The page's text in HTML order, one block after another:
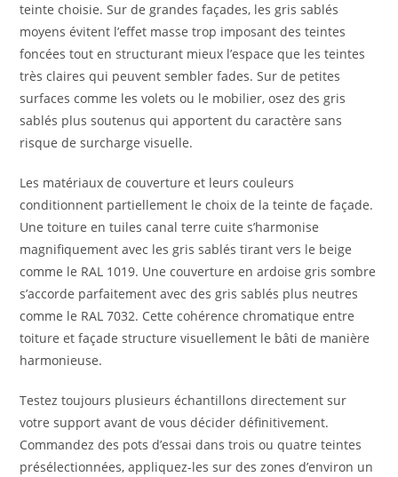
teinte choisie. Sur de grandes façades, les gris sablés
moyens évitent l’effet masse trop imposant des teintes
foncées tout en structurant mieux l’espace que les teintes
très claires qui peuvent sembler fades. Sur de petites
surfaces comme les volets ou le mobilier, osez des gris
sablés plus soutenus qui apportent du caractère sans
risque de surcharge visuelle.
Les matériaux de couverture et leurs couleurs
conditionnent partiellement le choix de la teinte de façade.
Une toiture en tuiles canal terre cuite s’harmonise
magnifiquement avec les gris sablés tirant vers le beige
comme le RAL 1019. Une couverture en ardoise gris sombre
s’accorde parfaitement avec des gris sablés plus neutres
comme le RAL 7032. Cette cohérence chromatique entre
toiture et façade structure visuellement le bâti de manière
harmonieuse.
Testez toujours plusieurs échantillons directement sur
votre support avant de vous décider définitivement.
Commandez des pots d’essai dans trois ou quatre teintes
présélectionnées, appliquez-les sur des zones d’environ un